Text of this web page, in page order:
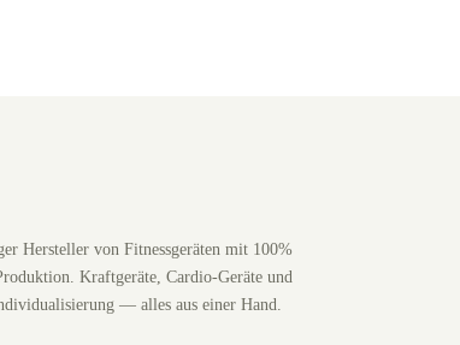
Hersteller von Fitnessgeräten mit 100%
Kraftgeräte, Cardio-Geräte und
— alles aus einer Hand.